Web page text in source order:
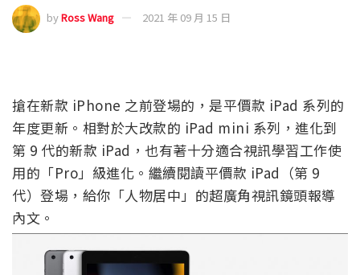
byRoss Wang 2021 年 09 月 15 日
搶在新款 iPhone 之前登場的，是平價款 iPad 系列的
年度更新。相對於大改款的 iPad mini 系列，進化到
第 9 代的新款 iPad，也有著十分適合視訊學習工作使
用的「Pro」級進化。繼續閱讀平價款 iPad（第 9
代）登場，給你「人物居中」的超廣角視訊鏡頭報導
內文。